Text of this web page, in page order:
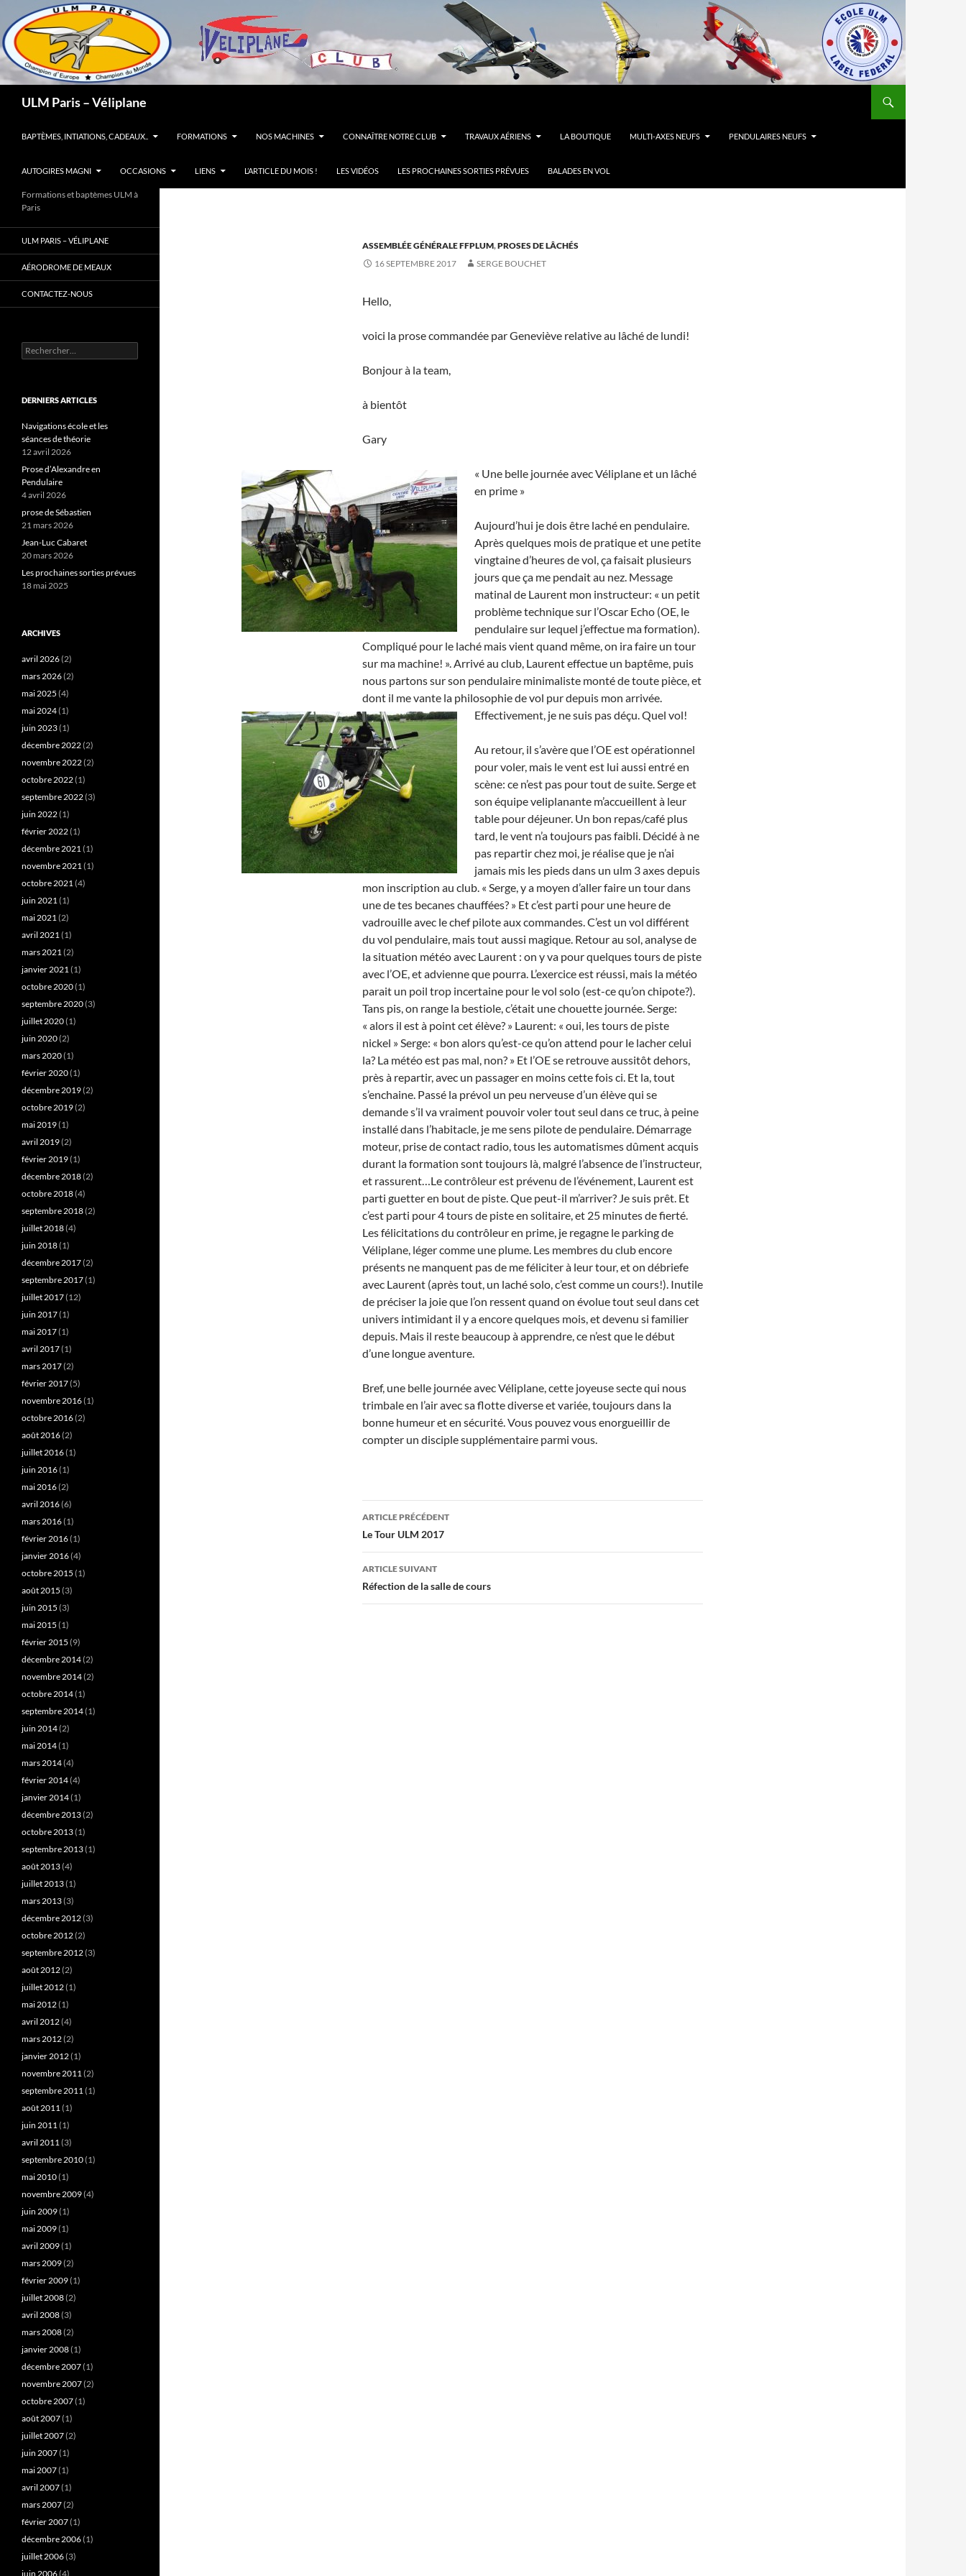
ULM Paris – Véliplane
BAPTÈMES, INTIATIONS, CADEAUX..
FORMATIONS NOS MACHINES CONNAÎTRE NOTRE CLUB TRAVAUX AÉRIENS LA BOUTIQUE MULTI-AXES NEUFS PENDULAIRES NEUFS
AUTOGIRES MAGNI OCCASIONS LIENS L’ARTICLE DU MOIS ! LES VIDÉOS LES PROCHAINES SORTIES PRÉVUES BALADES EN VOL
ASSEMBLÉE GÉNÉRALE FFPLUM,PROSES DE LÂCHÉS
16 SEPTEMBRE 2017
SERGE BOUCHET
Hello,
voici la prose commandée par Geneviève relative au lâché de lundi!
Bonjour à la team,
à bientôt
Gary
« Une belle journée avec Véliplane et un lâché
en prime »
Aujourd’hui je dois être laché en pendulaire.
Après quelques mois de pratique et une petite
vingtaine d’heures de vol, ça faisait plusieurs
jours que ça me pendait au nez. Message
matinal de Laurent mon instructeur: « un petit
problème technique sur l’Oscar Echo (OE, le
pendulaire sur lequel j’effectue ma formation).
Compliqué pour le laché mais vient quand même, on ira faire un tour
sur ma machine! ». Arrivé au club, Laurent effectue un baptême, puis
nous partons sur son pendulaire minimaliste monté de toute pièce, et
dont il me vante la philosophie de vol pur depuis mon arrivée.
Effectivement, je ne suis pas déçu. Quel vol!
Au retour, il s’avère que l’OE est opérationnel
pour voler, mais le vent est lui aussi entré en
scène: ce n’est pas pour tout de suite. Serge et
son équipe veliplanante m’accueillent à leur
table pour déjeuner. Un bon repas/café plus
tard, le vent n’a toujours pas faibli. Décidé à ne
pas repartir chez moi, je réalise que je n’ai
jamais mis les pieds dans un ulm 3 axes depuis
mon inscription au club. « Serge, y a moyen d’aller faire un tour dans
une de tes becanes chauffées? » Et c’est parti pour une heure de
vadrouille avec le chef pilote aux commandes. C’est un vol différent
du vol pendulaire, mais tout aussi magique. Retour au sol, analyse de
la situation météo avec Laurent : on y va pour quelques tours de piste
avec l’OE, et advienne que pourra. L’exercice est réussi, mais la météo
parait un poil trop incertaine pour le vol solo (est-ce qu’on chipote?).
Tans pis, on range la bestiole, c’était une chouette journée. Serge:
« alors il est à point cet élève? » Laurent: « oui, les tours de piste
nickel » Serge: « bon alors qu’est-ce qu’on attend pour le lacher celui
la? La météo est pas mal, non? » Et l’OE se retrouve aussitôt dehors,
près à repartir, avec un passager en moins cette fois ci. Et la, tout
s’enchaine. Passé la prévol un peu nerveuse d’un élève qui se
demande s’il va vraiment pouvoir voler tout seul dans ce truc, à peine
installé dans l’habitacle, je me sens pilote de pendulaire. Démarrage
moteur, prise de contact radio, tous les automatismes dûment acquis
durant la formation sont toujours là, malgré l’absence de l’instructeur,
et rassurent…Le contrôleur est prévenu de l’événement, Laurent est
parti guetter en bout de piste. Que peut-il m’arriver? Je suis prêt. Et
c’est parti pour 4 tours de piste en solitaire, et 25 minutes de fierté.
Les félicitations du contrôleur en prime, je regagne le parking de
Véliplane, léger comme une plume. Les membres du club encore
présents ne manquent pas de me féliciter à leur tour, et on débriefe
avec Laurent (après tout, un laché solo, c’est comme un cours!). Inutile
de préciser la joie que l’on ressent quand on évolue tout seul dans cet
univers intimidant il y a encore quelques mois, et devenu si familier
depuis. Mais il reste beaucoup à apprendre, ce n’est que le début
d’une longue aventure.
Bref, une belle journée avec Véliplane, cette joyeuse secte qui nous
trimbale en l’air avec sa flotte diverse et variée, toujours dans la
bonne humeur et en sécurité. Vous pouvez vous enorgueillir de
compter un disciple supplémentaire parmi vous.
Navigation
des
articles
ARTICLE PRÉCÉDENT
Le Tour ULM 2017
ARTICLE SUIVANT
Réfection de la salle de cours
Formations et baptèmes ULM à
Paris
ULM PARIS – VÉLIPLANE
AÉRODROME DE MEAUX
CONTACTEZ-NOUS
Rechercher :
DERNIERS ARTICLES
Navigations école et les
séances de théorie
12 avril 2026
Prose d’Alexandre en
Pendulaire
4 avril 2026
prose de Sébastien
21 mars 2026
Jean-Luc Cabaret
20 mars 2026
Les prochaines sorties prévues
18 mai 2025
ARCHIVES
avril 2026(2)
mars 2026(2)
mai 2025 (4)
mai 2024(1)
juin 2023(1)
décembre 2022(2)
novembre 2022(2)
octobre 2022(1)
septembre 2022(3)
juin 2022(1)
février 2022(1)
décembre 2021(1)
novembre 2021(1)
octobre 2021(4)
juin 2021(1)
mai 2021(2)
avril 2021(1)
mars 2021(2)
janvier 2021(1)
octobre 2020(1)
septembre 2020(3)
juillet 2020(1)
juin 2020(2)
mars 2020(1)
février 2020(1)
décembre 2019(2)
octobre 2019(2)
mai 2019(1)
avril 2019(2)
février 2019(1)
décembre 2018(2)
octobre 2018(4)
septembre 2018(2)
juillet 2018(4)
juin 2018(1)
décembre 2017(2)
septembre 2017(1)
juillet 2017(12)
juin 2017(1)
mai 2017(1)
avril 2017(1)
mars 2017(2)
février 2017(5)
novembre 2016(1)
octobre 2016(2)
août 2016(2)
juillet 2016(1)
juin 2016(1)
mai 2016(2)
avril 2016(6)
mars 2016(1)
février 2016(1)
janvier 2016(4)
octobre 2015 (1)
août 2015 (3)
juin 2015 (3)
mai 2015 (1)
février 2015 (9)
décembre 2014(2)
novembre 2014(2)
octobre 2014(1)
septembre 2014(1)
juin 2014(2)
mai 2014(1)
mars 2014(4)
février 2014(4)
janvier 2014(1)
décembre 2013(2)
octobre 2013(1)
septembre 2013(1)
août 2013(4)
juillet 2013(1)
mars 2013(3)
décembre 2012(3)
octobre 2012(2)
septembre 2012(3)
août 2012(2)
juillet 2012(1)
mai 2012(1)
avril 2012(4)
mars 2012(2)
janvier 2012(1)
novembre 2011(2)
septembre 2011(1)
août 2011(1)
juin 2011(1)
avril 2011(3)
septembre 2010(1)
mai 2010(1)
novembre 2009(4)
juin 2009(1)
mai 2009(1)
avril 2009(1)
mars 2009(2)
février 2009(1)
juillet 2008(2)
avril 2008(3)
mars 2008(2)
janvier 2008(1)
décembre 2007(1)
novembre 2007(2)
octobre 2007(1)
août 2007(1)
juillet 2007(2)
juin 2007(1)
mai 2007(1)
avril 2007(1)
mars 2007(2)
février 2007(1)
décembre 2006(1)
juillet 2006(3)
juin 2006(4)